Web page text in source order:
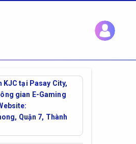
tại Pasay City,
gian E-Gaming
Quận 7, Thành